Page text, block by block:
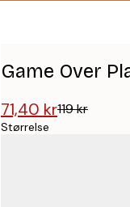
Game Over
71,40 kr119 kr
Størrelse